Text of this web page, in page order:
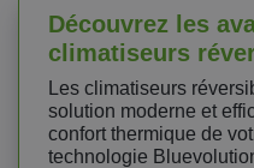
Découvrez les
climatiseurs
Les climatiseurs
solution moderne et
confort thermique de
technologie